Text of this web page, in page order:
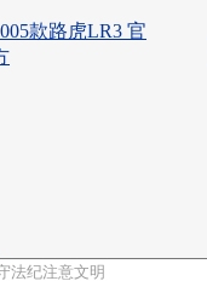
款路虎LR3 官